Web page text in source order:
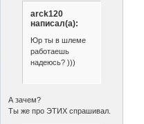
arck120
написал(а):
Юр ты в шлеме
работаешь
надеюсь? )))
А зачем?
Ты же про ЭТИХ спрашивал.